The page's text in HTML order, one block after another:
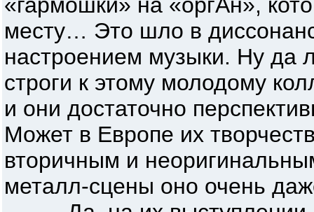
месту… Это шло в
настроением музыки. Ну да
строги к этому молодому
и они достаточно
Может в Европе их
вторичным и
металл-сцены оно очень